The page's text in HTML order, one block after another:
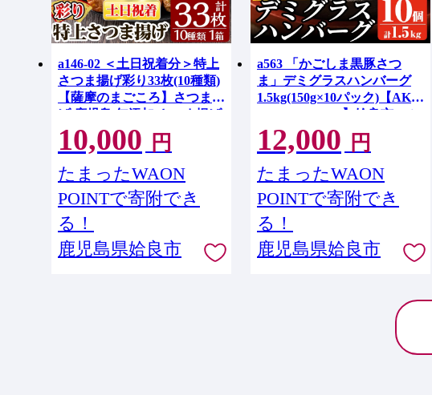
a146-02 ＜土日祝着分＞特上
さつま揚げ彩り33枚(10種類)
【薩摩のまごころ】さつまあ
げ 鹿児島 無添加 さつま揚げ
人気 チーズ天入り 練物 冷蔵
ギフト 贈答用
10,000 円
たまったWAON
POINTで寄附でき
る！
鹿児島県姶良市
a563 「かごしま黒豚さつ
ま」デミグラスハンバーグ
1.5kg(150g×10パック)【AKR
Food Company】姶良市 ハン
バーグ デミソース 国産 鹿児
島県産 肉 豚 豚肉 惣菜 総菜
冷凍ハンバーグ おかず 温め
るだけ 湯煎 簡単 冷凍 個包装
小分け
12,000 円
たまったWAON
POINTで寄附でき
る！
鹿児島県姶良市